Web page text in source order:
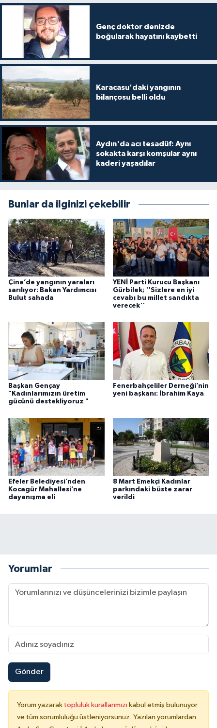
Genç doktor denizde
boğularak hayatını kaybetti
Karacasu'daki yangının
bilançosu belli oldu
Aydın'da acı tesadüf: Aynı
sokakta karşı komşular aynı
kaderi yaşadılar
Bunlar da ilginizi çekebilir
Çine’de yangının yaraları
sarılıyor: Bakan Yardımcısı
Bulut sahada
YENİ Parti Kurucu Başkanı
Gürbilek; ''Sizlere en iyi
cevabı bu millet sandıkta
verecek''
Başkan Gençay
"Kadınlarımızın üretim
gücünü destekliyoruz "
Fenerbahçeliler Derneği’nin
yeni başkanı: İbrahim Kaya
Efeler Belediyesi’nden
Kocagür Mahallesi’ne
dayanışma eli
8 Mart Emekçi Kadınlar
parkındaki büste zarar
verildi
Yorumlar
Gönder
Yorum yazarak topluluk kurallarımızı kabul etmiş bulunuyor
ve tüm sorumluluğu üstleniyorsunuz. Yazılan yorumlardan